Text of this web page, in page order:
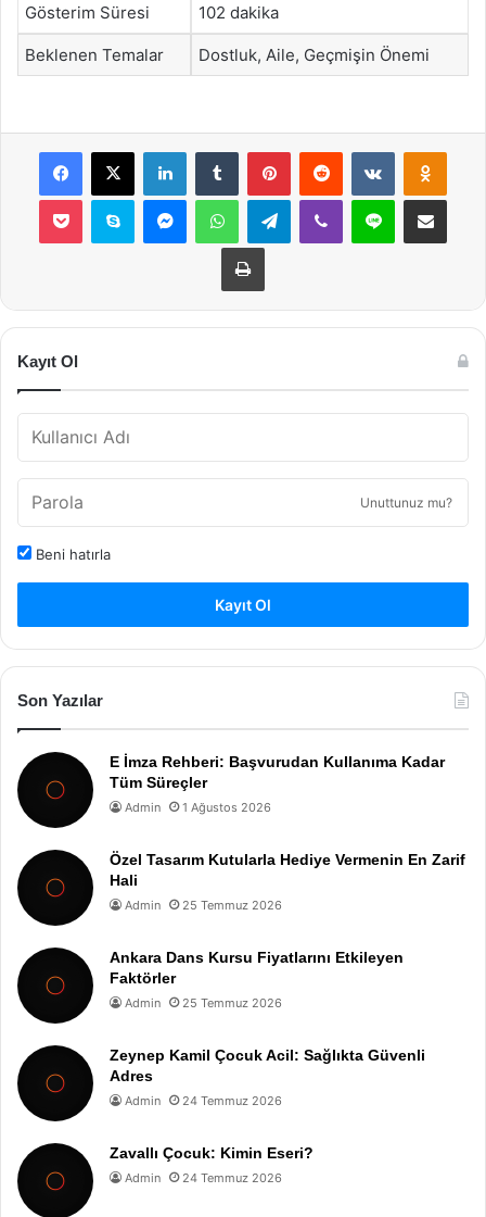
Gösterim Süresi 102 dakika
Beklenen Temalar Dostluk, Aile, Geçmişin Önemi
Facebook
X LinkedInTumblr PinterestReddit VKontakte
Pocket Skype MessengerWhatsAppTelegramViber Line E-Posta ile
Yazdır
Kayıt Ol
Unuttunuz mu?
Beni hatırla
Kayıt Ol
Son Yazılar
E İmza Rehberi: Başvurudan Kullanıma Kadar
Tüm Süreçler
Admin 1 Ağustos 2026
Özel Tasarım Kutularla Hediye Vermenin En Zarif
Hali
Admin 25 Temmuz 2026
Ankara Dans Kursu Fiyatlarını Etkileyen
Faktörler
Admin 25 Temmuz 2026
Zeynep Kamil Çocuk Acil: Sağlıkta Güvenli
Adres
Admin 24 Temmuz 2026
Zavallı Çocuk: Kimin Eseri?
Admin 24 Temmuz 2026